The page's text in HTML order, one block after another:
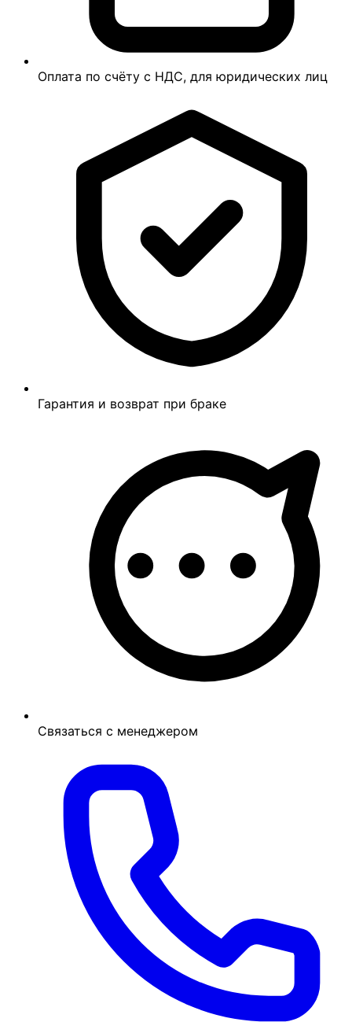
Оплата по счёту с НДС, для юридических лиц
Гарантия и возврат при браке
Связаться с менеджером